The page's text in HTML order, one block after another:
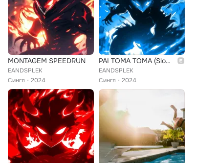
MONTAGEM SPEEDRUN
EANDSPLEK
Сингл
2024
PAI TOMA TOMA (Slowed)
EANDSPLEK
Сингл
2024